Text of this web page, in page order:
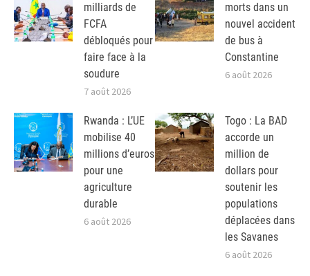
milliards de
FCFA
débloqués pour
faire face à la
soudure
7 août 2026
morts dans un
nouvel accident
de bus à
Constantine
6 août 2026
Rwanda : L’UE
mobilise 40
millions d’euros
pour une
agriculture
durable
6 août 2026
Togo : La BAD
accorde un
million de
dollars pour
soutenir les
populations
déplacées dans
les Savanes
6 août 2026